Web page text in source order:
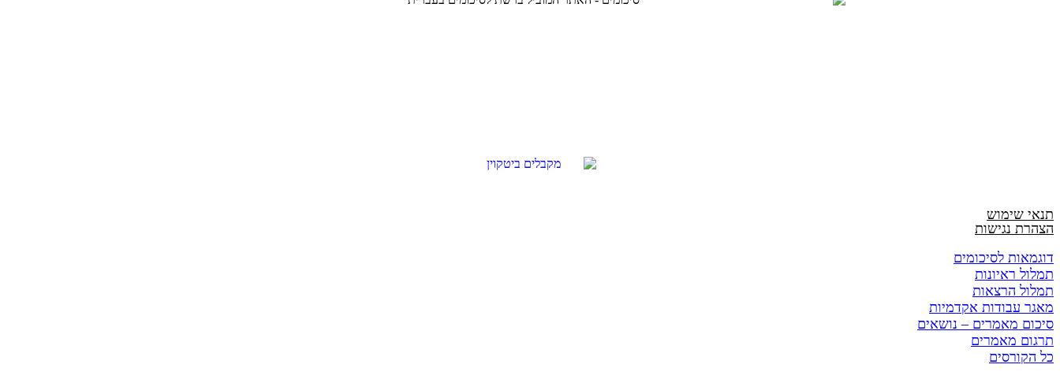
בקבוצת מיעוט
1985 (סיכום עמ' 3-24)
תנאי שימוש
הצהרת נגישות
דוגמאות לסיכומים
תמלול ראיונות
תמלול הרצאות
מאגר עבודות אקדמיות
סיכום מאמרים – נושאים
תרגום מאמרים
כל הקורסים